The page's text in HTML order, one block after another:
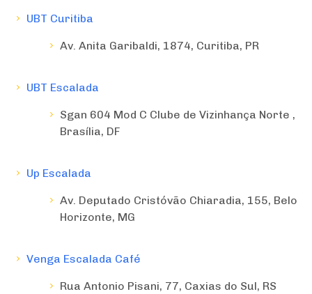
UBT Curitiba
Av. Anita Garibaldi, 1874, Curitiba, PR
UBT Escalada
Sgan 604 Mod C Clube de Vizinhança Norte ,
Brasília, DF
Up Escalada
Av. Deputado Cristóvão Chiaradia, 155, Belo
Horizonte, MG
Venga Escalada Café
Rua Antonio Pisani, 77, Caxias do Sul, RS